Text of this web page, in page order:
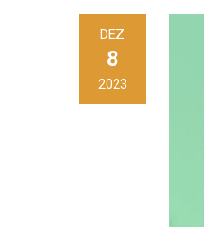
DEZ
8
2023